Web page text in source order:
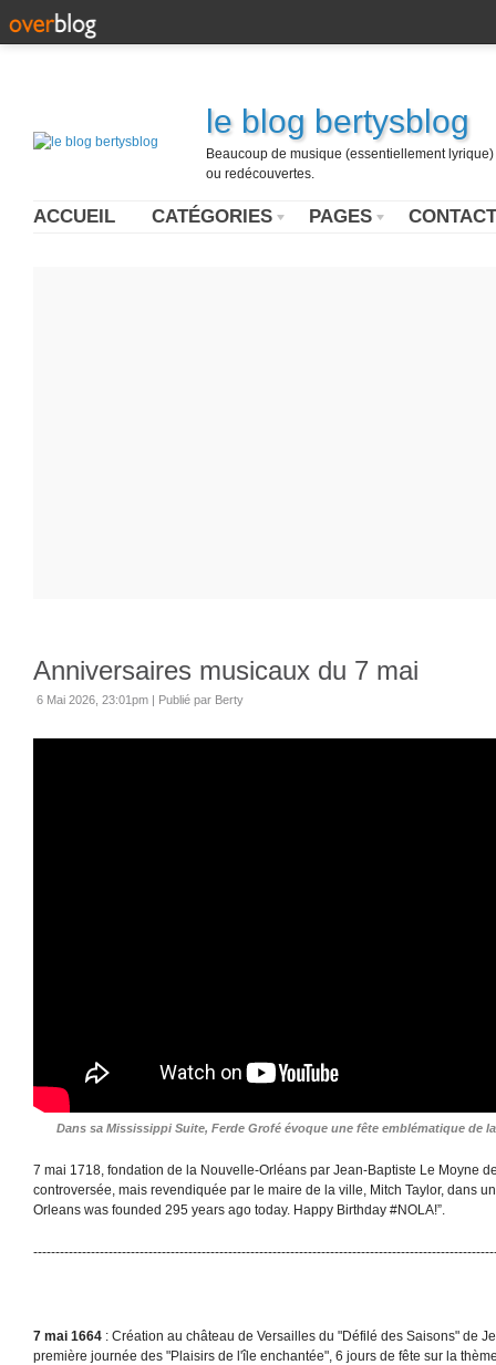
le blog bertysblog
Beaucoup de musique (essentiellement
ou redécouvertes.
ACCUEIL CATÉGORIES PAGES CONTACT
Anniversaires musicaux du 7 mai
6 Mai 2026, 23:01pm | Publié par Berty
Dans sa Mississippi Suite, Ferde Grofé évoque une fête emblématique de
7 mai 1718, fondation de la Nouvelle-Orléans par Jean-Baptiste Le Moyne
controversée, mais revendiquée par le maire de la ville, Mitch Taylor, dans
Orleans was founded 295 years ago today. Happy Birthday #NOLA!”.
7 mai 1664 : Création au château de Versailles du "Défilé des Saisons" de
première journée des "Plaisirs de l'île enchantée", 6 jours de fête sur la